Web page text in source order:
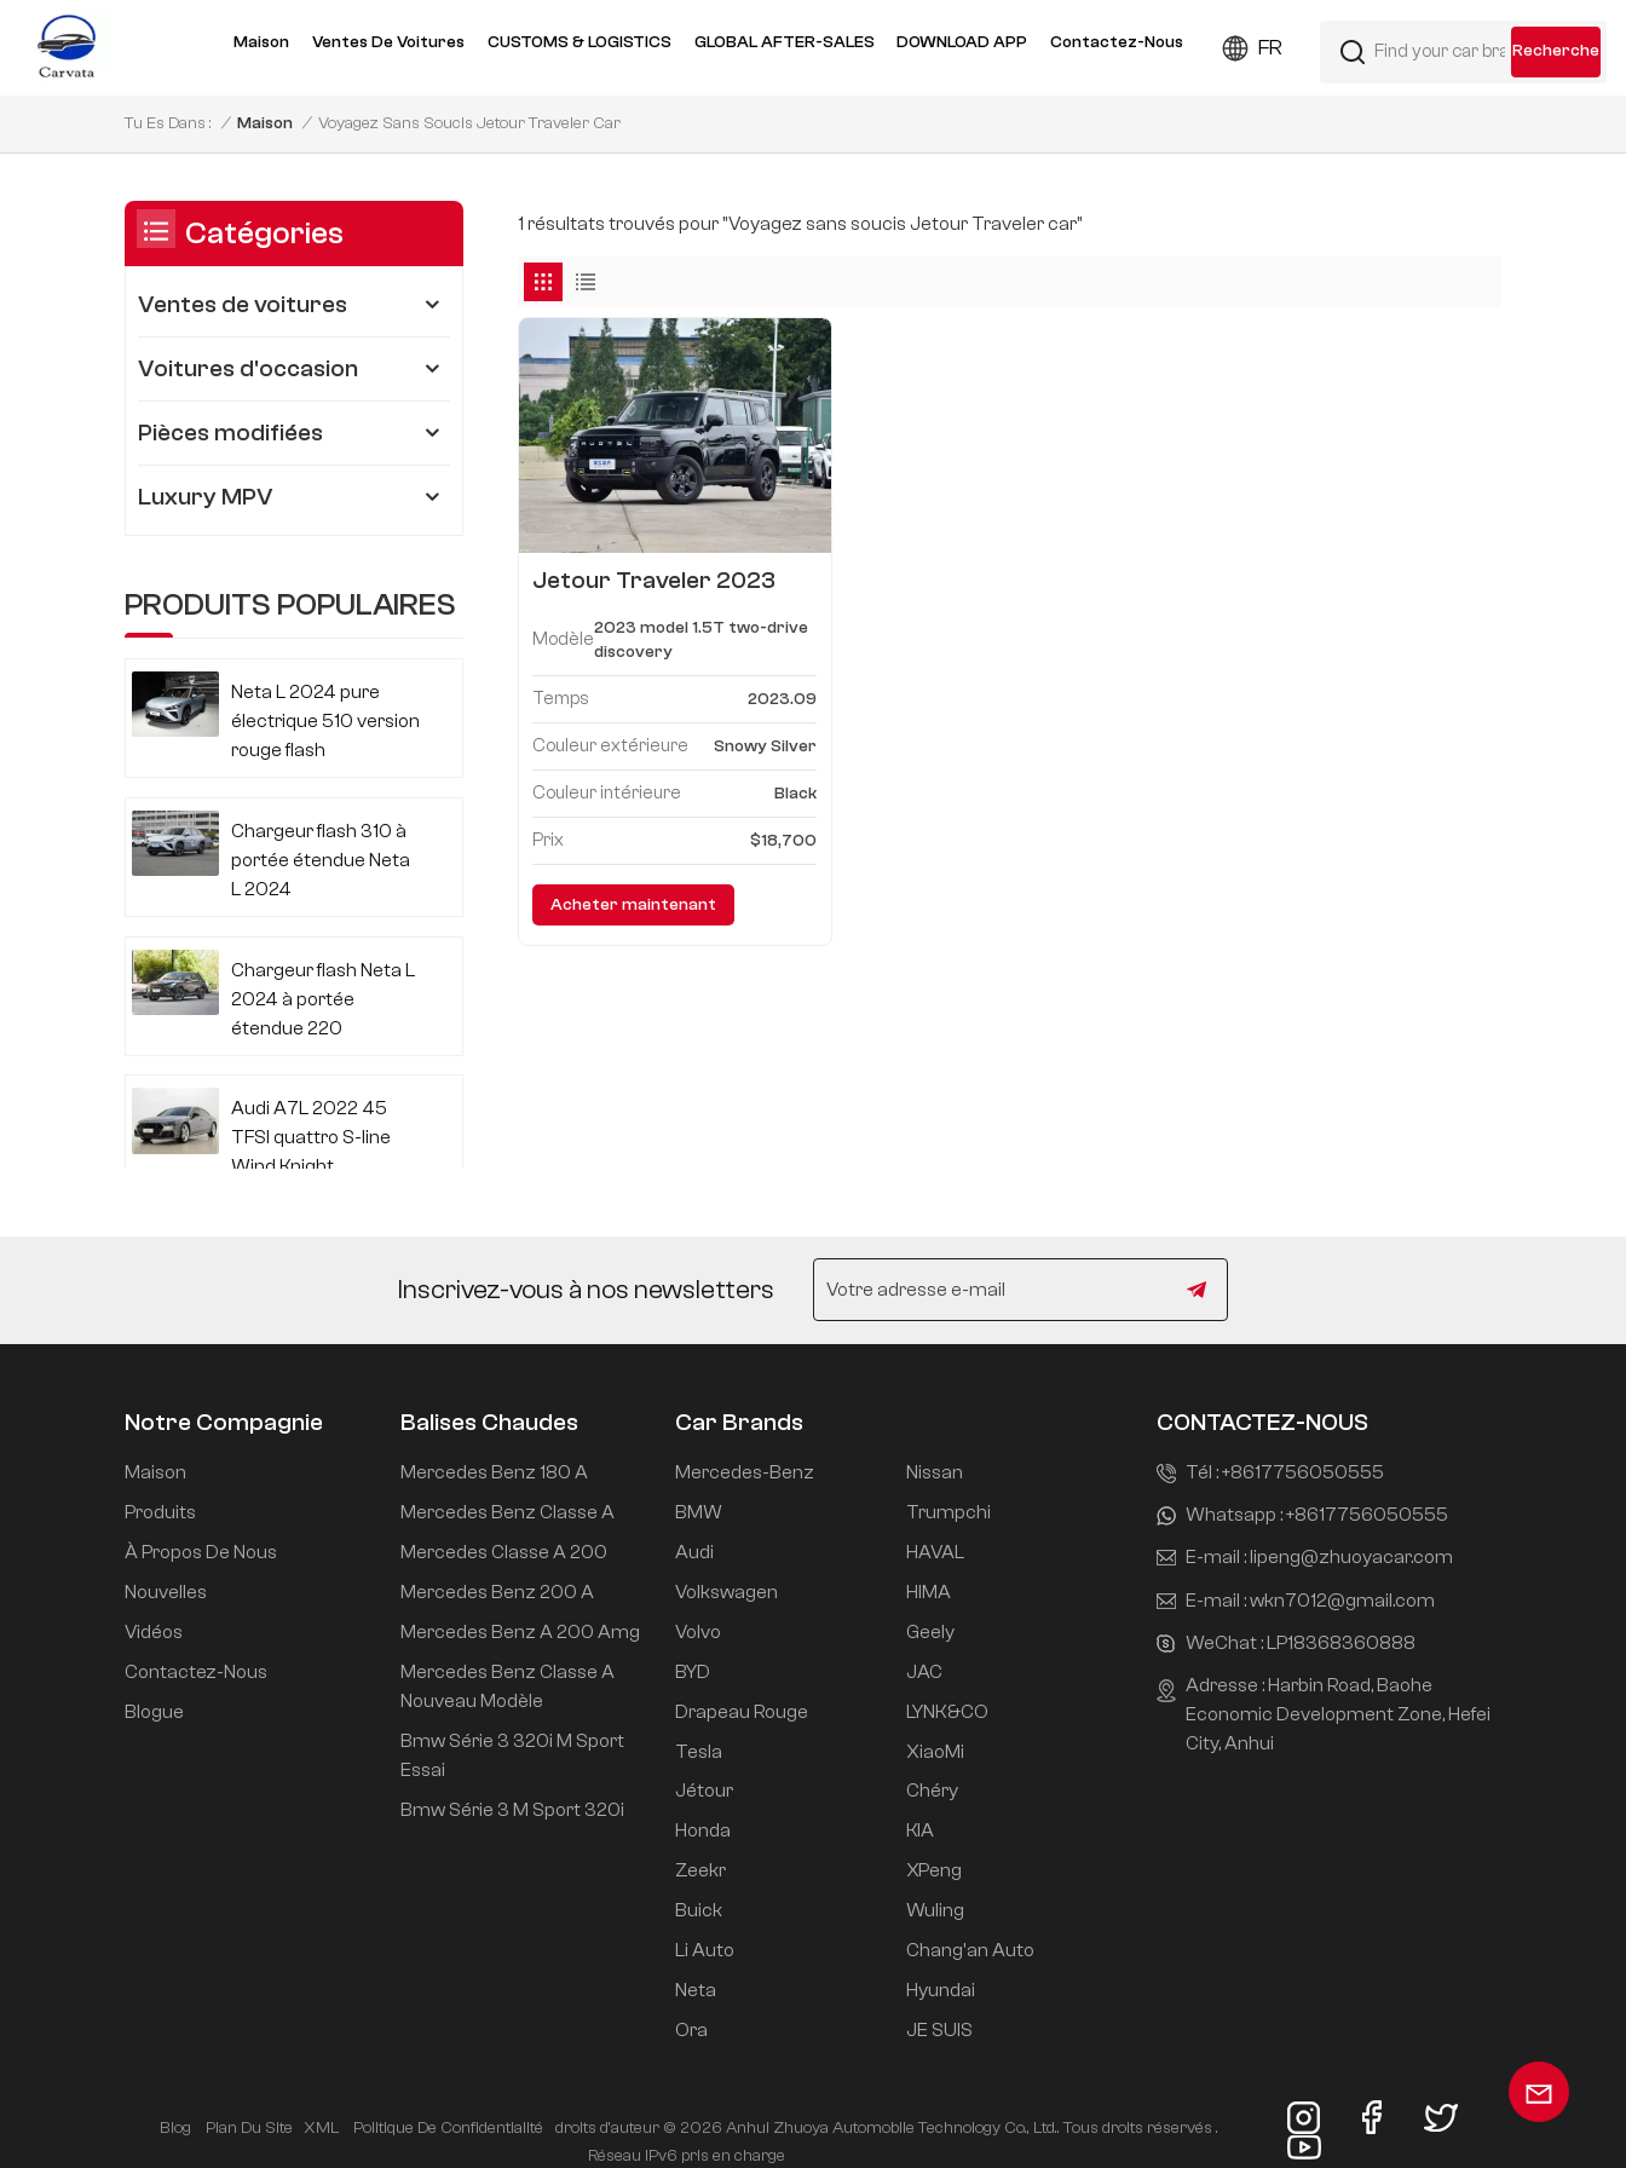
FR
Maison Ventes De Voitures CUSTOMS & LOGISTICS GLOBAL AFTER-SALES DOWNLOAD APP Contactez-Nous
Tu Es Dans : / Maison / Voyagez Sans Soucis Jetour Traveler Car
1 résultats trouvés pour "Voyagez sans soucis Jetour Traveler car"
Jetour Traveler 2023
à deux moteurs
Modèle
2023 model 1.5T two-drive
discovery
Temps 2023.09
Couleur extérieure Snowy Silver
Couleur intérieure Black
Prix $18,700
Acheter maintenant
Catégories
Ventes de voitures
Voitures d'occasion
Pièces modifiées
Luxury MPV
PRODUITS POPULAIRES
Neta L 2024 pure
électrique 510 version
rouge flash
Chargeur flash 310 à
portée étendue Neta
L 2024
Chargeur flash Neta L
2024 à portée
étendue 220
Audi A7L 2022 45
TFSI quattro S-line
Wind Knight
Mi SU7 2024, version
portée à propulsion
super longue durée
Inscrivez-vous à nos newsletters
Notre Compagnie
Maison
Produits
À Propos De Nous
Nouvelles
Vidéos
Contactez-Nous
Blogue
Balises Chaudes
Mercedes Benz 180 A
Mercedes Benz Classe A
Mercedes Classe A 200
Mercedes Benz 200 A
Mercedes Benz A 200 Amg
Mercedes Benz Classe A
Nouveau Modèle
Bmw Série 3 320i M Sport
Essai
Bmw Série 3 M Sport 320i
Car Brands
Mercedes-Benz
BMW
Audi
Volkswagen
Volvo
BYD
Drapeau Rouge
Tesla
Jétour
Honda
Zeekr
Buick
Li Auto
Neta
Ora
Nissan
Trumpchi
HAVAL
HIMA
Geely
JAC
LYNK&CO
XiaoMi
Chéry
KIA
XPeng
Wuling
Chang'an Auto
Hyundai
JE SUIS
CONTACTEZ-NOUS
Tél :+8617756050555
Whatsapp :+8617756050555
E-mail : lipeng@zhuoyacar.com
E-mail :wkn7012@gmail.com
WeChat : LP18368360888
Adresse : Harbin Road, Baohe
Economic Development Zone, Hefei
City, Anhui
Blog Plan Du Site XML Politique De Confidentialité
droits d'auteur © 2026 Anhui Zhuoya Automobile Technology Co., Ltd.. Tous droits réservés .
Réseau IPv6 pris en charge